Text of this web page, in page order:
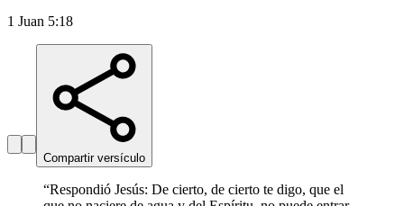
1 Juan 5:18
Compartir versículo
“Respondió Jesús: De cierto, de cierto te digo, que el